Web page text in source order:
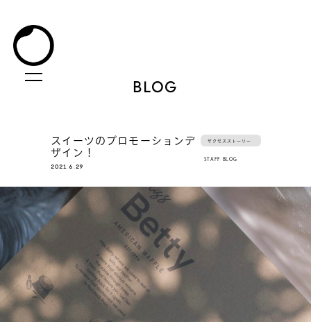
BLOG
スイーツのプロモーションデ
ザイン！
2021.6.29
サクセスストーリー
STAFF BLOG